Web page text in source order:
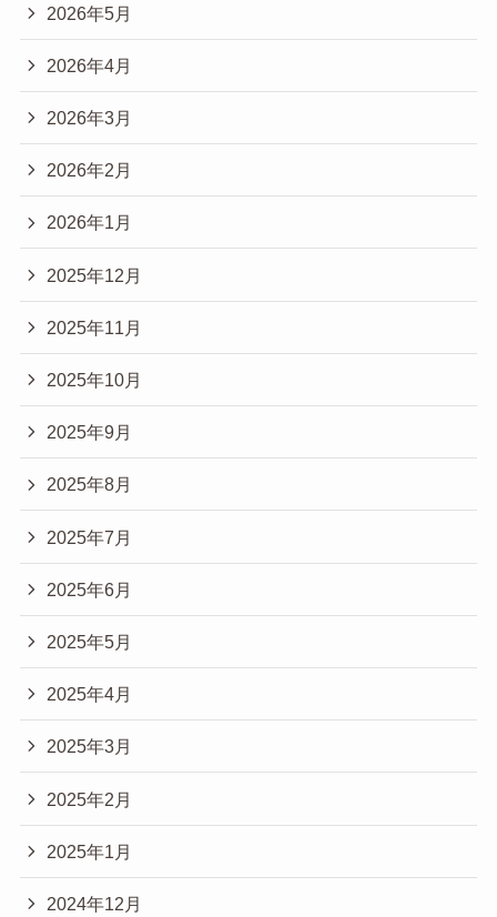
2026年5月
2026年4月
2026年3月
2026年2月
2026年1月
2025年12月
2025年11月
2025年10月
2025年9月
2025年8月
2025年7月
2025年6月
2025年5月
2025年4月
2025年3月
2025年2月
2025年1月
2024年12月